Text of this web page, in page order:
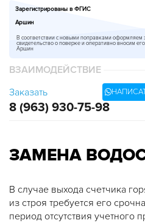
Зарегистрированы в ФГИС
Аршин
В соответствии с новыми поправками оформляем
свидетельство о поверке и оперативно вносим
Аршин
ВЗАИМОДЕЙСТВИЕ
Заказать
8 (963) 930-75-98
ЗАМЕНА
В случае выхода счетчика
из строя требуется его
период отсутствия учетного